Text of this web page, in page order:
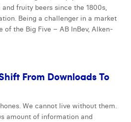
fruity beers since the 1800s,
Being a challenger in a market
of the Big Five – AB InBev, Alken-
From Downloads To
We cannot live without them.
amount of information and